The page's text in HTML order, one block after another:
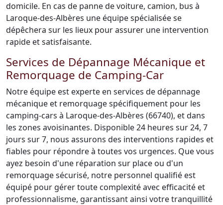
domicile. En cas de panne de voiture, camion, bus à
Laroque-des-Albères une équipe spécialisée se
dépêchera sur les lieux pour assurer une intervention
rapide et satisfaisante.
Services de Dépannage Mécanique et
Remorquage de Camping-Car
Notre équipe est experte en services de dépannage
mécanique et remorquage spécifiquement pour les
camping-cars à Laroque-des-Albères (66740), et dans
les zones avoisinantes. Disponible 24 heures sur 24, 7
jours sur 7, nous assurons des interventions rapides et
fiables pour répondre à toutes vos urgences. Que vous
ayez besoin d'une réparation sur place ou d'un
remorquage sécurisé, notre personnel qualifié est
équipé pour gérer toute complexité avec efficacité et
professionnalisme, garantissant ainsi votre tranquillité